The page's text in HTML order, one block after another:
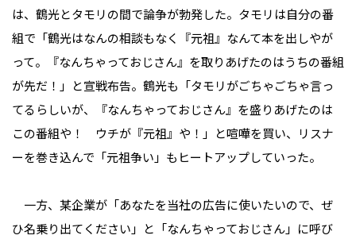
は、鶴光とタモリの間で論争が勃発した。タモリは自分の番
組で「鶴光はなんの相談もなく『元祖』なんて本を出しやが
って。『なんちゃっておじさん』を取りあげたのはうちの番組
が先だ！」と宣戦布告。鶴光も「タモリがごちゃごちゃ言っ
てるらしいが、『なんちゃっておじさん』を盛りあげたのは
この番組や！ ウチが『元祖』や！」と喧嘩を買い、リスナ
ーを巻き込んで「元祖争い」もヒートアップしていった。
一方、某企業が「あなたを当社の広告に使いたいので、ぜ
ひ名乗り出てください」と「なんちゃっておじさん」に呼び